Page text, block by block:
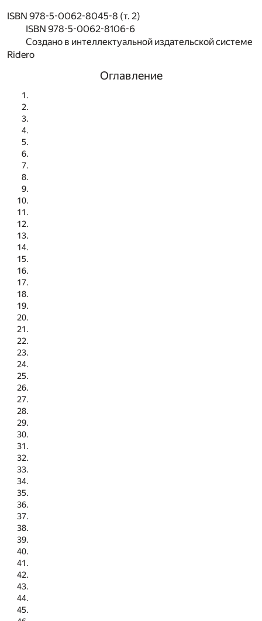
ISBN 978-5-0062-8045-8 (т. 2)
ISBN 978-5-0062-8106-6
Создано в интеллектуальной издательской системе
Ridero
Оглавление